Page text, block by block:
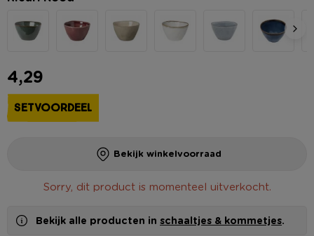
4,29
SETVOORDEEL
Bekijk winkelvoorraad
Sorry, dit product is momenteel uitverkocht.
Bekijk alle producten in schaaltjes & kommetjes.